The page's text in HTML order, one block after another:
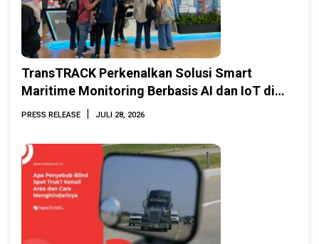
TransTRACK Perkenalkan Solusi Smart
Maritime Monitoring Berbasis AI dan IoT di
INAMARINE 2026
PRESS RELEASE | JULI 28, 2026